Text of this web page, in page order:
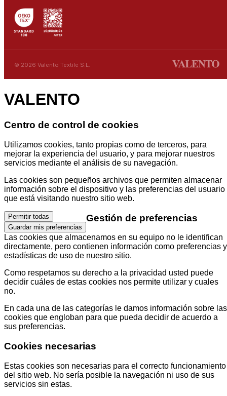
© 2026 Valento Textile S.L.
VALENTO
Centro de control de cookies
Utilizamos cookies, tanto propias como de terceros, para
mejorar la experiencia del usuario, y para mejorar nuestros
servicios mediante el análisis de su navegación.
Las cookies son pequeños archivos que permiten almacenar
información sobre el dispositivo y las preferencias del usuario
que está visitando nuestro sitio web.
Permitir todas
Guardar mis preferencias
Gestión de preferencias
Las cookies que almacenamos en su equipo no le identifican
directamente, pero contienen información como preferencias y
estadísticas de uso de nuestro sitio.
Como respetamos su derecho a la privacidad usted puede
decidir cuáles de estas cookies nos permite utilizar y cuales
no.
En cada una de las categorías le damos información sobre las
cookies que engloban para que pueda decidir de acuerdo a
sus preferencias.
Cookies necesarias
Estas cookies son necesarias para el correcto funcionamiento
del sitio web. No sería posible la navegación ni uso de sus
servicios sin estas.